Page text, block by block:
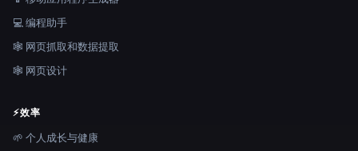
💻 编程助手
🕸️ 网页抓取和数据提取
🕸 网页设计
⚡效率
🌱 个人成长与健康